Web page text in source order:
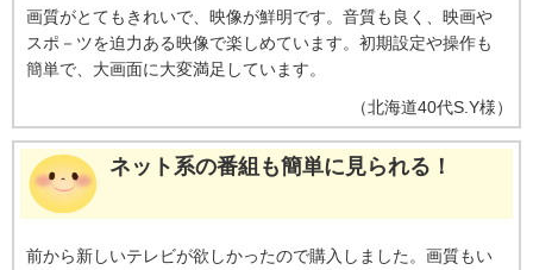
画質がとてもきれいで、映像が鮮明です。音質も良く、映画や
スポ－ツを迫力ある映像で楽しめています。初期設定や操作も
簡単で、大画面に大変満足しています。
（北海道40代S.Y様）
ネット系の番組も簡単に見られる！
前から新しいテレビが欲しかったので購入しました。画質もい